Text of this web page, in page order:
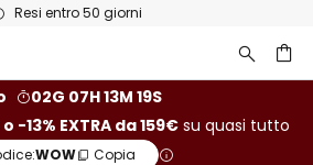
Resi entro 50 giorni
02G 07H 13M 19S
-13% EXTRA da 159€ su quasi tutto
WOW Copia